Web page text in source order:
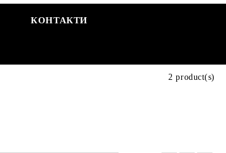
КОНТАКТИ
2 product(s)